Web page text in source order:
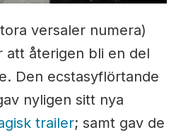
versaler numera)
återigen bli en del
Den ecstasyflörtande
nyligen sitt nya
trailer; samt gav de